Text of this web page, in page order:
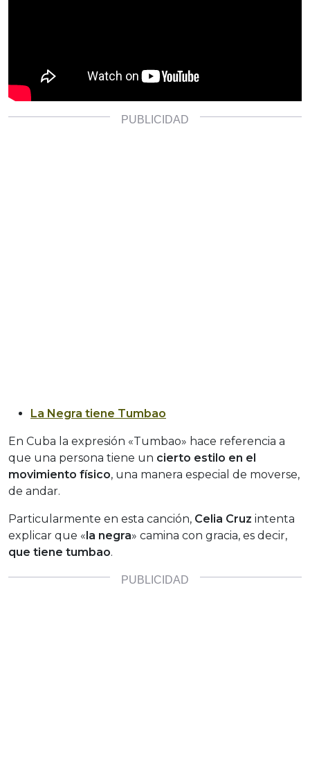
La Negra tiene Tumbao
En Cuba la expresión «Tumbao» hace referencia a
que una persona tiene un cierto estilo en el
movimiento físico, una manera especial de moverse,
de andar.
Particularmente en esta canción, Celia Cruz intenta
explicar que « la negra» camina con gracia, es decir,
que tiene tumbao.